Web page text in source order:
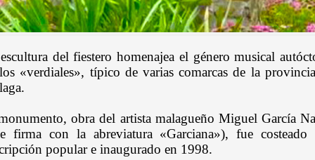
del fiestero homenajea el género musical
«verdiales», típico de varias comarcas de la
obra del artista malagueño Miguel García
firma con la abreviatura «Garciana»), fue costeado
popular e inaugurado en 1998.